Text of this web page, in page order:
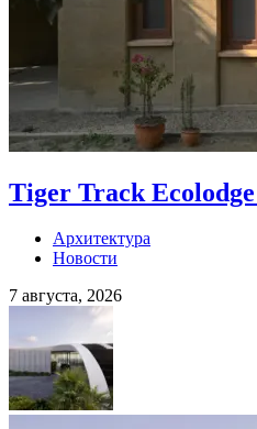
Tiger Track
Архитектура
Новости
7 августа, 2026